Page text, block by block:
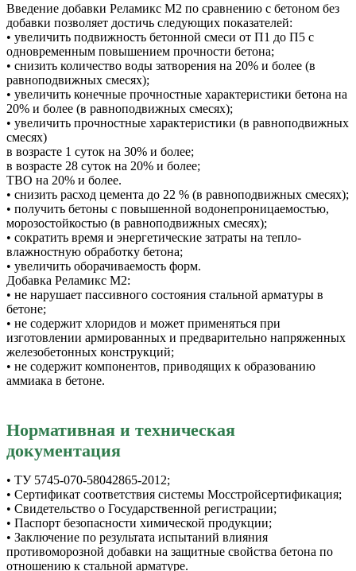
Введение добавки Реламикс М2 по сравнению с бетоном без
добавки позволяет достичь следующих показателей:
• увеличить подвижность бетонной смеси от П1 до П5 с
одновременным повышением прочности бетона;
• снизить количество воды затворения на 20% и более (в
равноподвижных смесях);
• увеличить конечные прочностные характеристики бетона на
20% и более (в равноподвижных смесях);
• увеличить прочностные характеристики (в равноподвижных
смесях)
в возрасте 1 суток на 30% и более;
в возрасте 28 суток на 20% и более;
ТВО на 20% и более.
• снизить расход цемента до 22 % (в равноподвижных смесях);
• получить бетоны с повышенной водонепроницаемостью,
морозостойкостью (в равноподвижных смесях);
• сократить время и энергетические затраты на тепло-
влажностную обработку бетона;
• увеличить оборачиваемость форм.
Добавка Реламикс М2:
• не нарушает пассивного состояния стальной арматуры в
бетоне;
• не содержит хлоридов и может применяться при
изготовлении армированных и предварительно напряженных
железобетонных конструкций;
• не содержит компонентов, приводящих к образованию
аммиака в бетоне.
Нормативная и техническая
документация
• ТУ 5745-070-58042865-2012;
• Сертификат соответствия системы Мосстройсертификация;
• Свидетельство о Государственной регистрации;
• Паспорт безопасности химической продукции;
• Заключение по результата испытаний влияния
противоморозной добавки на защитные свойства бетона по
отношению к стальной арматуре.